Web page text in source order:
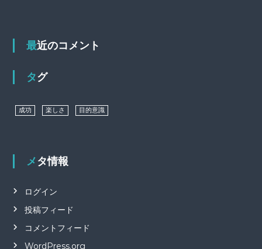
最近のコメント
タグ
成功 楽しさ 目的意識
メタ情報
ログイン
投稿フィード
コメントフィード
WordPress.org